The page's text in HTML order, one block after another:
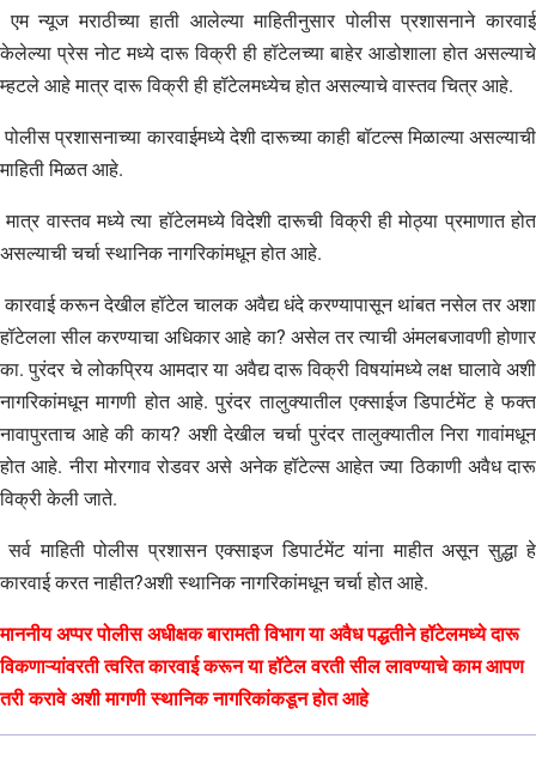
एम न्यूज मराठीच्या हाती आलेल्या माहितीनुसार पोलीस प्रशासनाने कारवाई
केलेल्या प्रेस नोट मध्ये दारू विक्री ही हॉटेलच्या बाहेर आडोशाला होत असल्याचे
म्हटले आहे मात्र दारू विक्री ही हॉटेलमध्येच होत असल्याचे वास्तव चित्र आहे.
पोलीस प्रशासनाच्या कारवाईमध्ये देशी दारूच्या काही बॉटल्स मिळाल्या असल्याची
माहिती मिळत आहे.
मात्र वास्तव मध्ये त्या हॉटेलमध्ये विदेशी दारूची विक्री ही मोठ्या प्रमाणात होत
असल्याची चर्चा स्थानिक नागरिकांमधून होत आहे.
कारवाई करून देखील हॉटेल चालक अवैद्य धंदे करण्यापासून थांबत नसेल तर अशा
हॉटेलला सील करण्याचा अधिकार आहे का? असेल तर त्याची अंमलबजावणी होणार
का. पुरंदर चे लोकप्रिय आमदार या अवैद्य दारू विक्री विषयांमध्ये लक्ष घालावे अशी
नागरिकांमधून मागणी होत आहे. पुरंदर तालुक्यातील एक्साईज डिपार्टमेंट हे फक्त
नावापुरताच आहे की काय? अशी देखील चर्चा पुरंदर तालुक्यातील निरा गावांमधून
होत आहे. नीरा मोरगाव रोडवर असे अनेक हॉटेल्स आहेत ज्या ठिकाणी अवैध दारू
विक्री केली जाते.
सर्व माहिती पोलीस प्रशासन एक्साइज डिपार्टमेंट यांना माहीत असून सुद्धा हे
कारवाई करत नाहीत?अशी स्थानिक नागरिकांमधून चर्चा होत आहे.
माननीय अप्पर पोलीस अधीक्षक बारामती विभाग या अवैध पद्धतीने हॉटेलमध्ये दारू
विकणाऱ्यांवरती त्वरित कारवाई करून या हॉटेल वरती सील लावण्याचे काम आपण
तरी करावे अशी मागणी स्थानिक नागरिकांकडून होत आहे